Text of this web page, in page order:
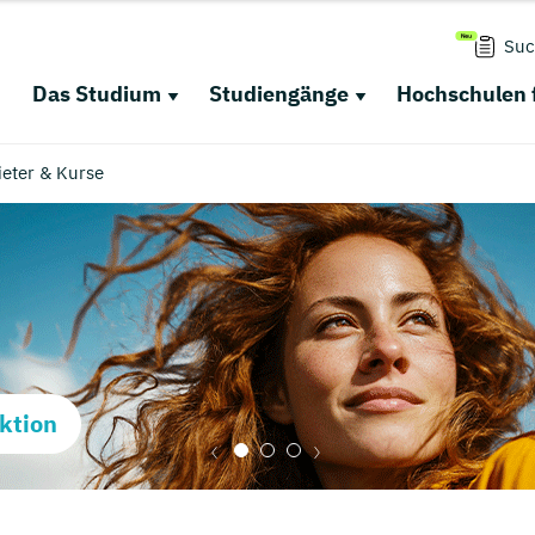
Das Studium Studiengänge Hochschulen
& Kurse